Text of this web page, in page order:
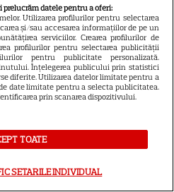
PLUS
se îmbracă de la
2” s-a lansat pe Disney+.
Streep și Anne
revin la revista
STRĂINE
Streep, gest
datele pentru a oferi:
Utilizarea profilurilor pentru selectarea
și/sau accesarea informațiilor de pe un
serviciilor. Crearea profilurilor de
profilurilor pentru selectarea publicității
pentru publicitate personalizată.
Înțelegerea publicului prin statistici
diferite. Utilizarea datelor limitate pentru a
date limitate pentru a selecta publicitatea.
prin scanarea dispozitivului.
TOATE
SETARILE INDIVIDUAL